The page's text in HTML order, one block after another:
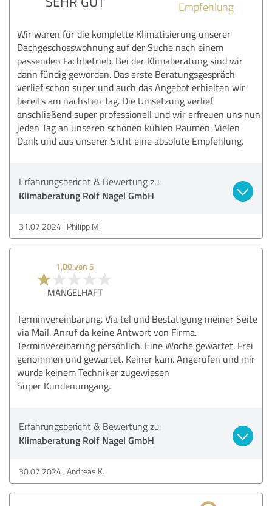
Empfehlung
Wir waren für die komplette Klimatisierung unserer
Dachgeschosswohnung auf der Suche nach einem
passenden Fachbetrieb. Bei der Klimaberatung sind wir
dann fündig geworden. Das erste Beratungsgespräch
verlief schon super und auch das Angebot erhielten wir
bereits am nächsten Tag. Die Umsetzung verlief
anschließend super professionell und wir erfreuen uns nun
jeden Tag an unseren schönen kühlen Räumen. Vielen
Dank und aus unserer Sicht eine absolute Empfehlung.
Erfahrungsbericht & Bewertung zu:
Klimaberatung Rolf Nagel GmbH
31.07.2024 Philipp M.
1,00 von 5
MANGELHAFT
Terminvereinbarung. Via tel und Bestätigung meiner Seite
via Mail. Anruf da keine Antwort von Firma.
Terminvereibarung persönlich. Eine Woche gewartet. Frei
genommen und gewartet. Keiner kam. Angerufen und mir
wurde keinem Techniker zugewiesen
Super Kundenumgang.
Erfahrungsbericht & Bewertung zu:
Klimaberatung Rolf Nagel GmbH
30.07.2024 Andreas K.